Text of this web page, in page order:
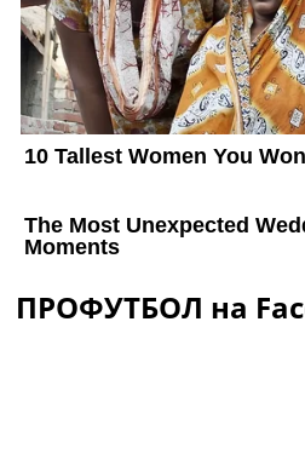
ПРОФУТБОЛ на